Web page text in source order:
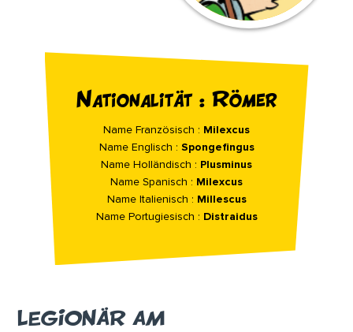
Nationalität : Römer
Name Französisch : Milexcus
Name Englisch : Spongefingus
Name Holländisch : Plusminus
Name Spanisch : Milexcus
Name Italienisch : Millescus
Name Portugiesisch : Distraidus
LEGIONÄR AM